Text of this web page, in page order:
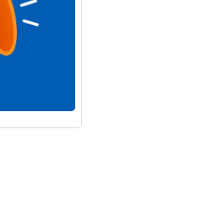
prácticas del
programa